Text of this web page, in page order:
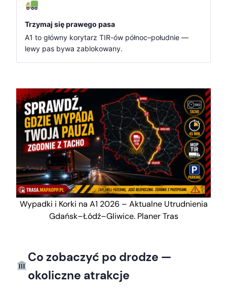
Trzymaj się prawego pasa
A1 to główny korytarz TIR-ów północ–południe —
lewy pas bywa zablokowany.
Wypadki i Korki na A1 2026 – Aktualne Utrudnienia
Gdańsk–Łódź–Gliwice. Planer Tras
Co zobaczyć po drodze —
okoliczne atrakcje